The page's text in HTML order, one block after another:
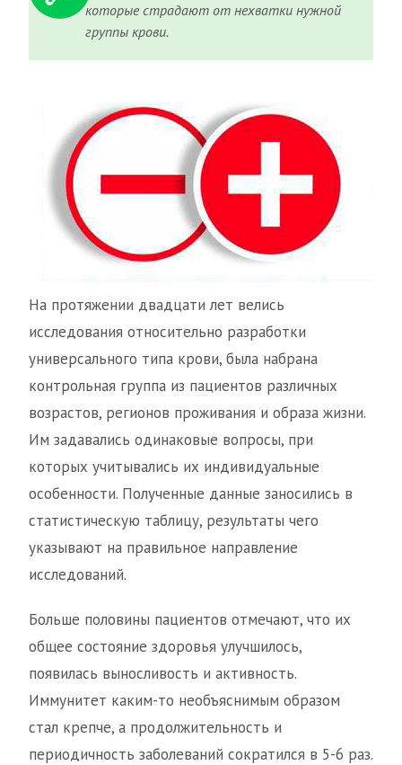
которые страдают от нехватки нужной
группы крови.
На протяжении двадцати лет велись
исследования относительно разработки
универсального типа крови, была набрана
контрольная группа из пациентов различных
возрастов, регионов проживания и образа жизни.
Им задавались одинаковые вопросы, при
которых учитывались их индивидуальные
особенности. Полученные данные заносились в
статистическую таблицу, результаты чего
указывают на правильное направление
исследований.
Больше половины пациентов отмечают, что их
общее состояние здоровья улучшилось,
появилась выносливость и активность.
Иммунитет каким-то необъяснимым образом
стал крепче, а продолжительность и
периодичность заболеваний сократился в 5-6 раз.